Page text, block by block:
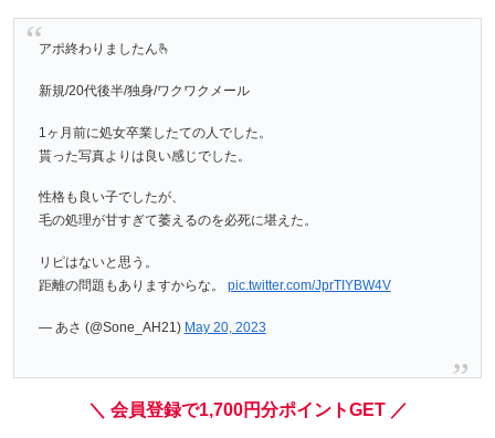
アポ終わりましたん🫰
新規/20代後半/独身/ワクワクメール
1ヶ月前に処女卒業したての人でした。
貰った写真よりは良い感じでした。
性格も良い子でしたが、
毛の処理が甘すぎて萎えるのを必死に堪えた。
リピはないと思う。
距離の問題もありますからな。 pic.twitter.com/JprTIYBW4V
— あさ (@Sone_AH21) May 20, 2023
＼ 会員登録で1,700円分ポイントGET ／